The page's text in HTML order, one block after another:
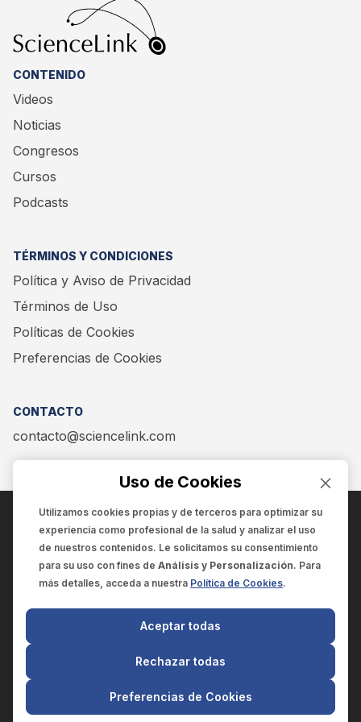
CONTENIDO
Videos
Noticias
Congresos
Cursos
Podcasts
TÉRMINOS Y CONDICIONES
Política y Aviso de Privacidad
Términos de Uso
Políticas de Cookies
Preferencias de Cookies
CONTACTO
contacto@sciencelink.com
ENCUÉNTRANOS EN:
SCIENCELINK
SCILINK COMUNICACIÓN CIENTÍFICA SC
El contenido y la información de este sitio web es exclusivo
para profesionales de la salud.
Uso de Cookies
Utilizamos cookies propias y de terceros para optimizar su
experiencia como profesional de la salud y analizar el uso
de nuestros contenidos. Le solicitamos su consentimiento
para su uso con fines de Análisis y Personalización. Para
más detalles, acceda a nuestra Política de Cookies.
Preferencias de Cookies
Rechazar todas
Aceptar todas